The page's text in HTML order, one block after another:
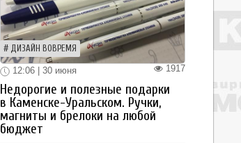
ДИЗАЙН ВОВРЕМЯ
1917
12:06 | 30 июня
Недорогие и полезные подарки
в Каменске-Уральском. Ручки,
магниты и брелоки на любой
бюджет